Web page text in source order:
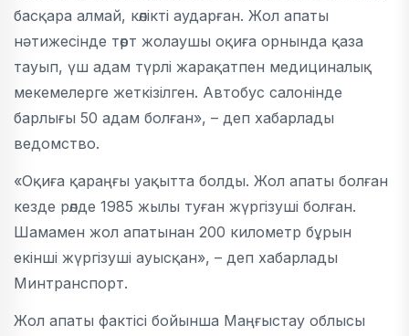
басқара алмай, көлікті аударған. Жол апаты
нәтижесінде төрт жолаушы оқиға орнында қаза
тауып, үш адам түрлі жарақатпен медициналық
мекемелерге жеткізілген. Автобус салонінде
барлығы 50 адам болған», – деп хабарлады
ведомство.
«Оқиға қараңғы уақытта болды. Жол апаты болған
кезде рөлде 1985 жылы туған жүргізуші болған.
Шамамен жол апатынан 200 километр бұрын
екінші жүргізуші ауысқан», – деп хабарлады
Минтранспорт.
Жол апаты фактісі бойынша Маңғыстау облысы